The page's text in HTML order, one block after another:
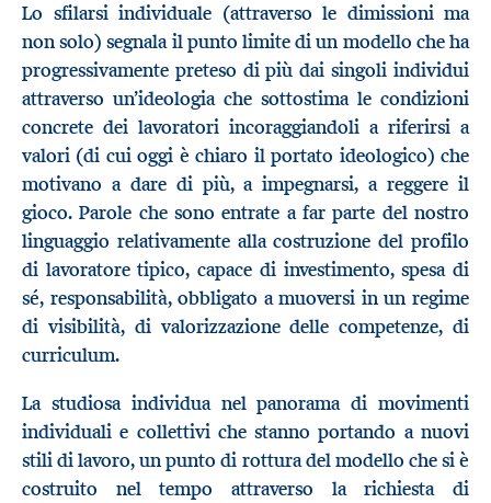
Lo sfilarsi individuale (attraverso le dimissioni ma
non solo) segnala il punto limite di un modello che ha
progressivamente preteso di più dai singoli individui
attraverso un’ideologia che sottostima le condizioni
concrete dei lavoratori incoraggiandoli a riferirsi a
valori (di cui oggi è chiaro il portato ideologico) che
motivano a dare di più, a impegnarsi, a reggere il
gioco. Parole che sono entrate a far parte del nostro
linguaggio relativamente alla costruzione del profilo
di lavoratore tipico, capace di investimento, spesa di
sé, responsabilità, obbligato a muoversi in un regime
di visibilità, di valorizzazione delle competenze, di
curriculum.
La studiosa individua nel panorama di movimenti
individuali e collettivi che stanno portando a nuovi
stili di lavoro, un punto di rottura del modello che si è
costruito nel tempo attraverso la richiesta di